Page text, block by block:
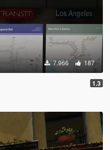
7.966 187
1.3